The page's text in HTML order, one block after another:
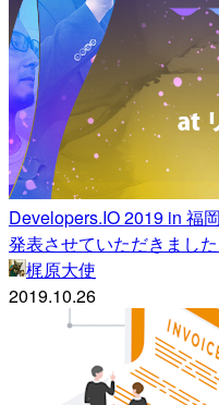
Developers.IO 2019 in 福
発表させていただきまし
梶原大使
2019.10.26